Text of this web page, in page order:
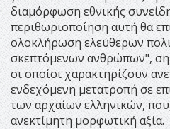
διαμόρφωση εθνικής
περιθωριοποίηση αυτή θα
ολοκλήρωση ελεύθερων
σκεπτόμενων ανθρώπων",
οι οποίοι χαρακτηρίζουν
ενδεχόμενη μετατροπή σε
των αρχαίων ελληνικών,
ανεκτίμητη μορφωτική αξία.